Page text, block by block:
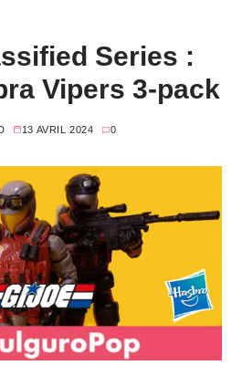
Series :
Vipers 3-pack
13 AVRIL 2024 0